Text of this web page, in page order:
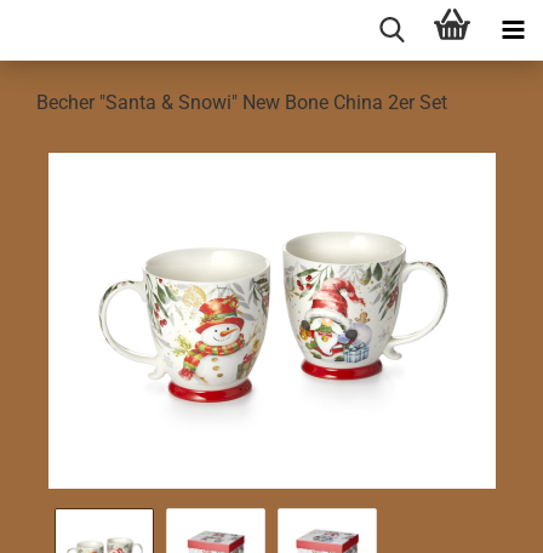
Becher "Santa & Snowi" New Bone China 2er Set